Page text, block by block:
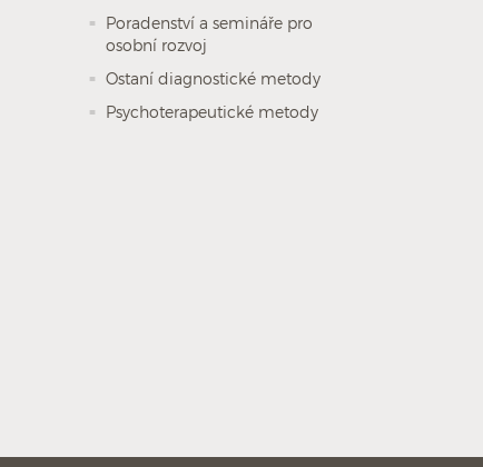
Poradenství a semináře pro
osobní rozvoj
Ostaní diagnostické metody
Psychoterapeutické metody